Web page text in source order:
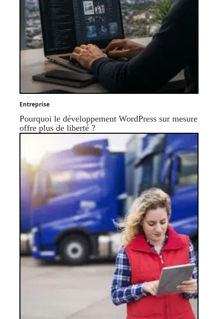
Entreprise
Pourquoi le développement WordPress sur mesure
offre plus de liberté ?